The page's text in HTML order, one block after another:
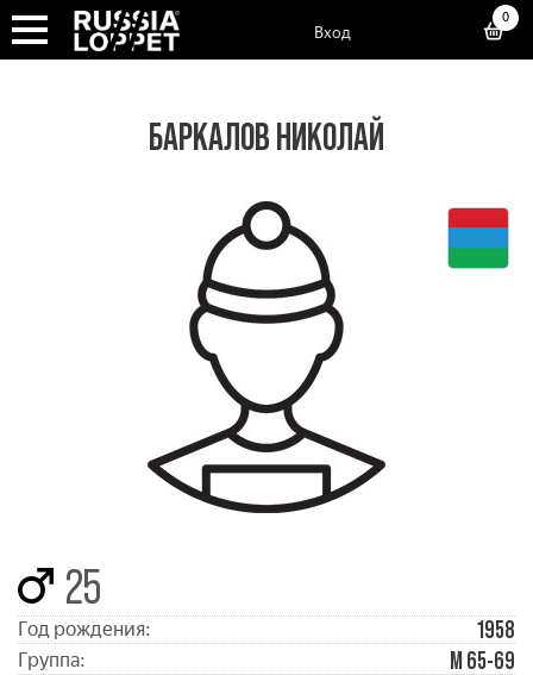
Вход
0
БАРКАЛОВ НИКОЛАЙ
25
Год рождения: 1958
Группа: М 65-69